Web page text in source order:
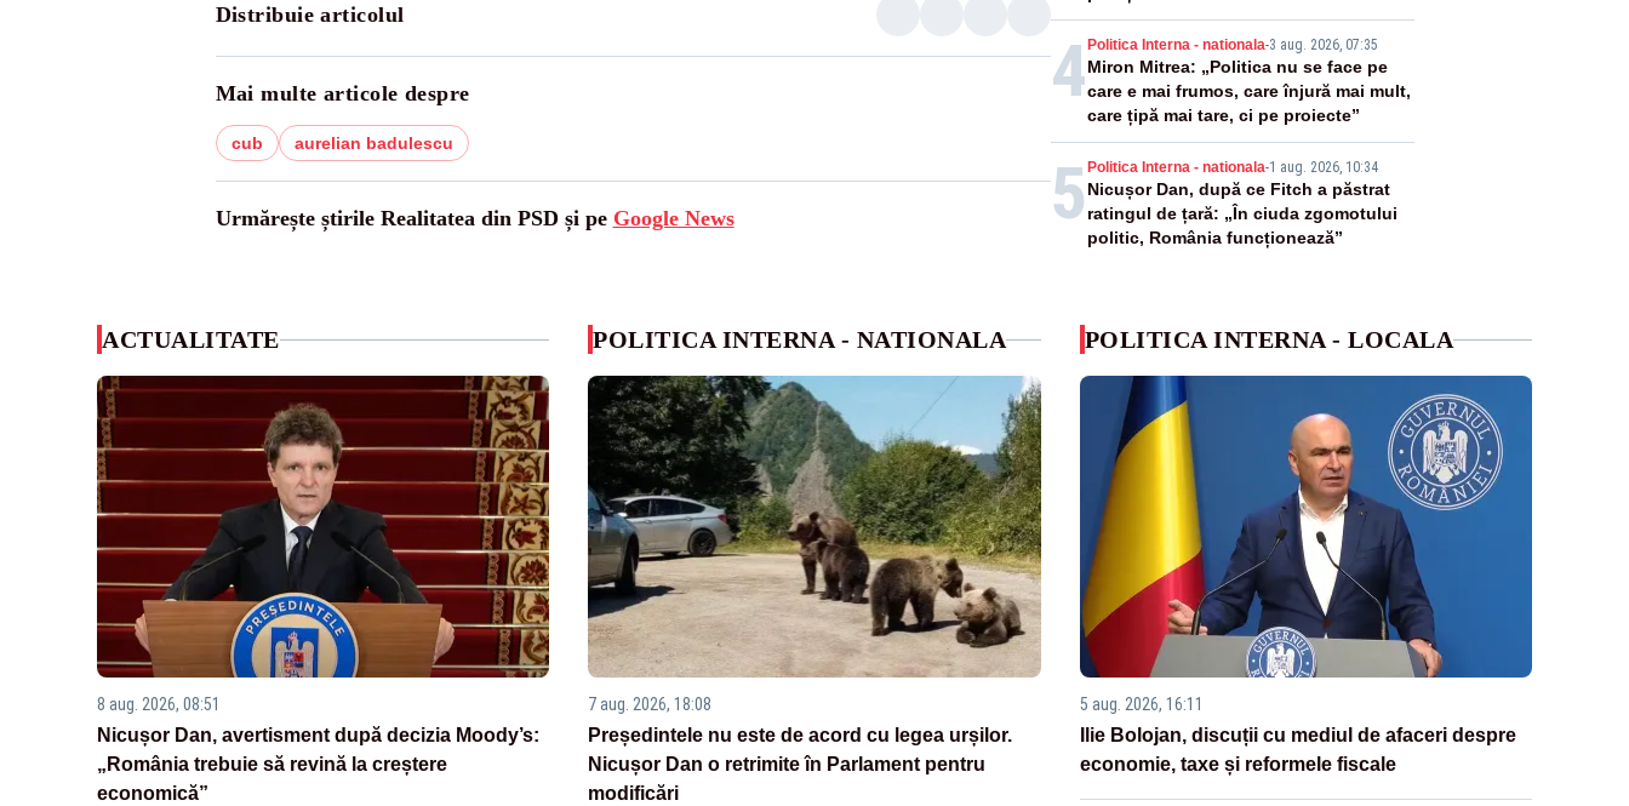
Distribuie articolul
Mai multe articole despre
cub aurelian badulescu
Urmărește știrile Realitatea din PSD și pe Google News
4 Politica Interna - nationala-3 aug. 2026, 07:35
Miron Mitrea: „Politica nu se face pe
care e mai frumos, care înjură mai mult,
care țipă mai tare, ci pe proiecte”
5 Politica Interna - nationala-1 aug. 2026, 10:34
Nicușor Dan, după ce Fitch a păstrat
ratingul de țară: „În ciuda zgomotului
politic, România funcționează”
ACTUALITATE
8 aug. 2026, 08:51
Nicușor Dan, avertisment după decizia Moody’s:
„România trebuie să revină la creștere
economică”
POLITICA INTERNA - NATIONALA
7 aug. 2026, 18:08
Președintele nu este de acord cu legea urșilor.
Nicușor Dan o retrimite în Parlament pentru
modificări
POLITICA INTERNA - LOCALA
5 aug. 2026, 16:11
Ilie Bolojan, discuții cu mediul de afaceri despre
economie, taxe și reformele fiscale